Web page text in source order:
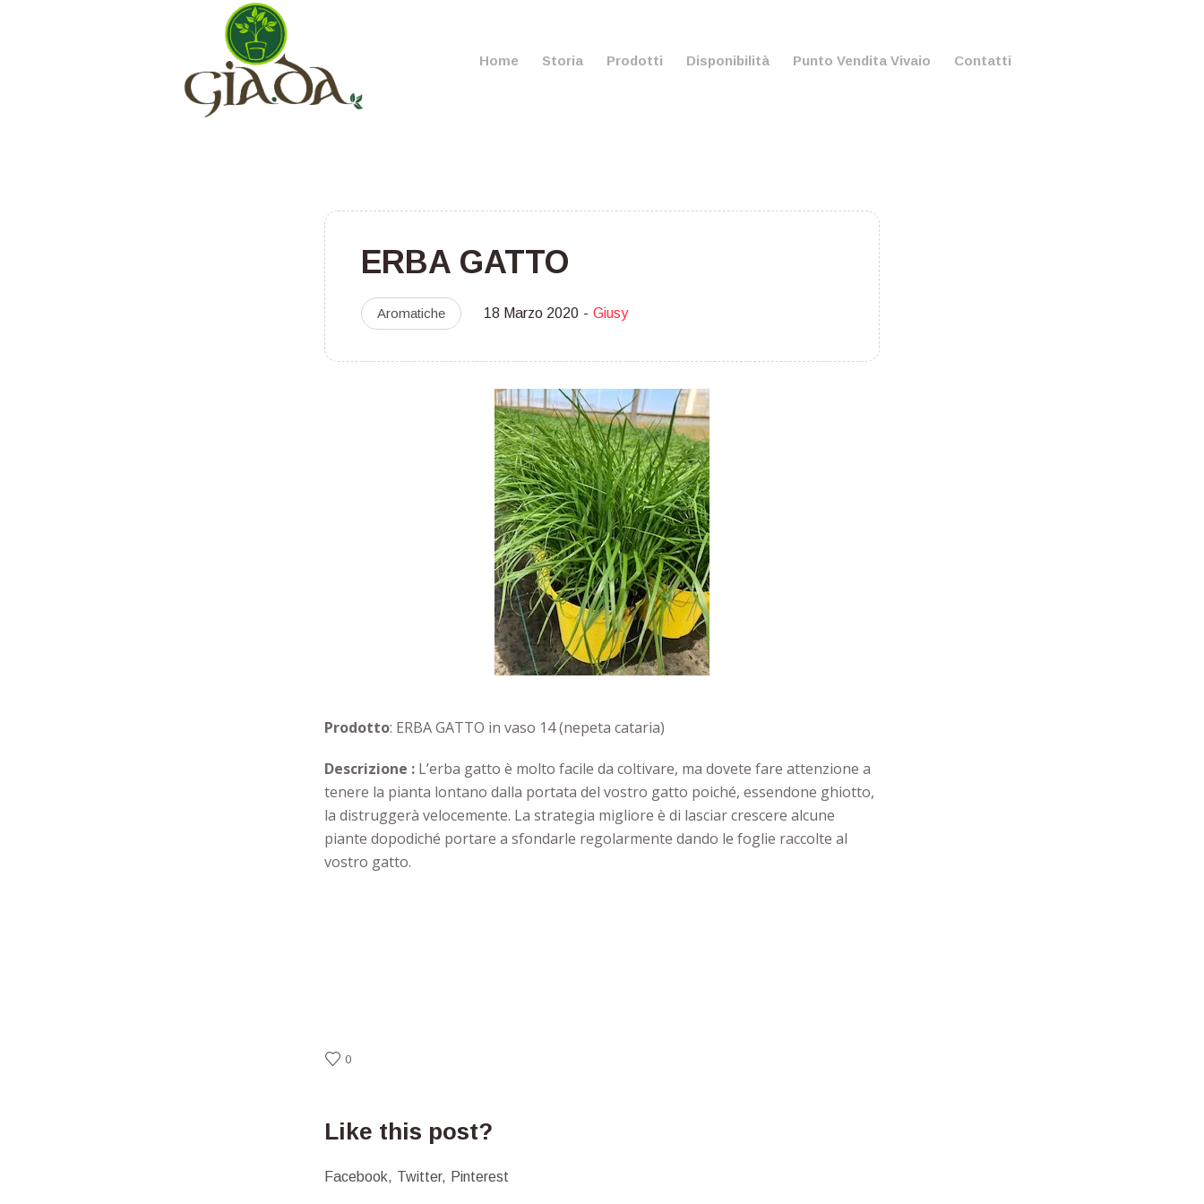
Home Storia Prodotti Disponibilità Punto Vendita Vivaio Contatti
ERBA GATTO
Aromatiche 18 Marzo 2020 Giusy
Prodotto: ERBA GATTO in vaso 14 (nepeta cataria)
Descrizione : L’erba gatto è molto facile da coltivare, ma dovete fare attenzione a
tenere la pianta lontano dalla portata del vostro gatto poiché, essendone ghiotto,
la distruggerà velocemente. La strategia migliore è di lasciar crescere alcune
piante dopodiché portare a sfondarle regolarmente dando le foglie raccolte al
vostro gatto.
0
Like this post?
Facebook Twitter Pinterest